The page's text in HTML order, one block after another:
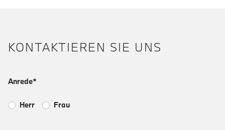
KONTAKTIEREN SIE UNS
Anrede*
Herr Frau